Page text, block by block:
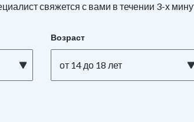
свяжется с вами в течении 3-х
Возраст
от 14 до 18 лет